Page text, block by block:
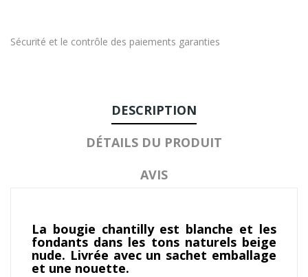
Sécurité et le contrôle des paiements garanties
DESCRIPTION
DÉTAILS DU PRODUIT
AVIS
La bougie chantilly est blanche et les
fondants dans les tons naturels beige
nude. Livrée avec un sachet emballage
et une nouette.